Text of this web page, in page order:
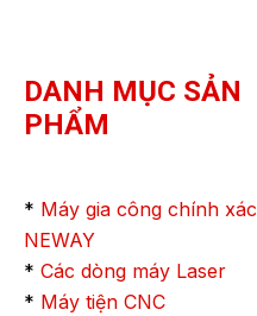
DANH MỤC SẢN
PHẨM
* Máy gia công chính xác
NEWAY
* Các dòng máy Laser
* Máy tiện CNC